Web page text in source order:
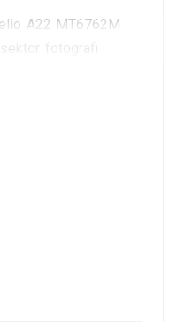
A22 MT6762M
fotografi
sementara